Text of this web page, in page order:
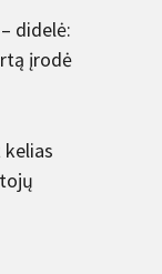
didelė:
įrodė